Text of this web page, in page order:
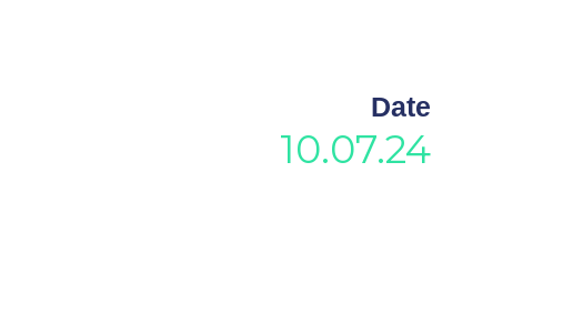
Date
10.07.24